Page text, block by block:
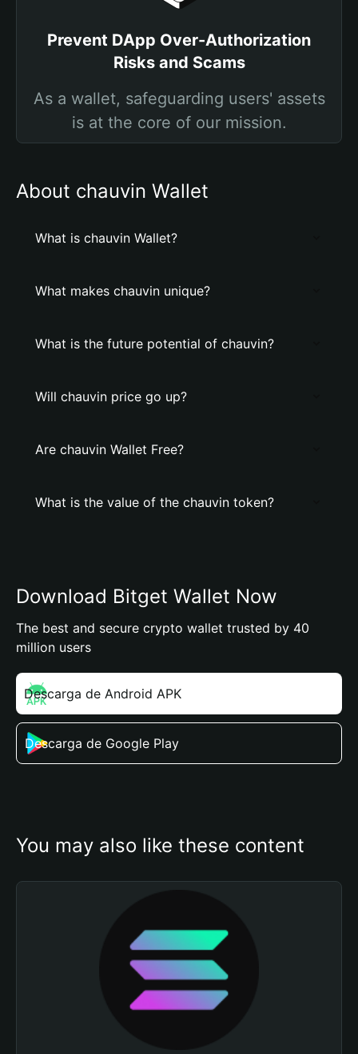
Prevent DApp Over-Authorization
Risks and Scams
As a wallet, safeguarding users' assets
is at the core of our mission.
About chauvin Wallet
What is chauvin Wallet?
What makes chauvin unique?
What is the future potential of chauvin?
Will chauvin price go up?
Are chauvin Wallet Free?
What is the value of the chauvin token?
Download Bitget Wallet Now
The best and secure crypto wallet trusted by 40
million users
Descarga de Android APK
Descarga de Google Play
You may also like these content